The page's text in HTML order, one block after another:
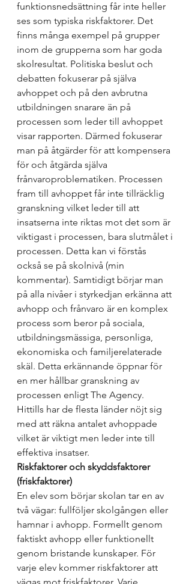
funktionsnedsättning får inte heller
ses som typiska riskfaktorer. Det
finns många exempel på grupper
inom de grupperna som har goda
skolresultat. Politiska beslut och
debatten fokuserar på själva
avhoppet och på den avbrutna
utbildningen snarare än på
processen som leder till avhoppet
visar rapporten. Därmed fokuserar
man på åtgärder för att kompensera
för och åtgärda själva
frånvaroproblematiken. Processen
fram till avhoppet får inte tillräcklig
granskning vilket leder till att
insatserna inte riktas mot det som är
viktigast i processen, bara slutmålet i
processen. Detta kan vi förstås
också se på skolnivå (min
kommentar). Samtidigt börjar man
på alla nivåer i styrkedjan erkänna att
avhopp och frånvaro är en komplex
process som beror på sociala,
utbildningsmässiga, personliga,
ekonomiska och familjerelaterade
skäl. Detta erkännande öppnar för
en mer hållbar granskning av
processen enligt The Agency.
Hittills har de flesta länder nöjt sig
med att räkna antalet avhoppade
vilket är viktigt men leder inte till
effektiva insatser.
Riskfaktorer och skyddsfaktorer
(friskfaktorer)
En elev som börjar skolan tar en av
två vägar: fullföljer skolgången eller
hamnar i avhopp. Formellt genom
faktiskt avhopp eller funktionellt
genom bristande kunskaper. För
varje elev kommer riskfaktorer att